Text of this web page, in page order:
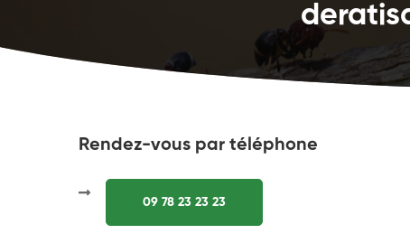
Rendez-vous par téléphone
09 78 23 23 23